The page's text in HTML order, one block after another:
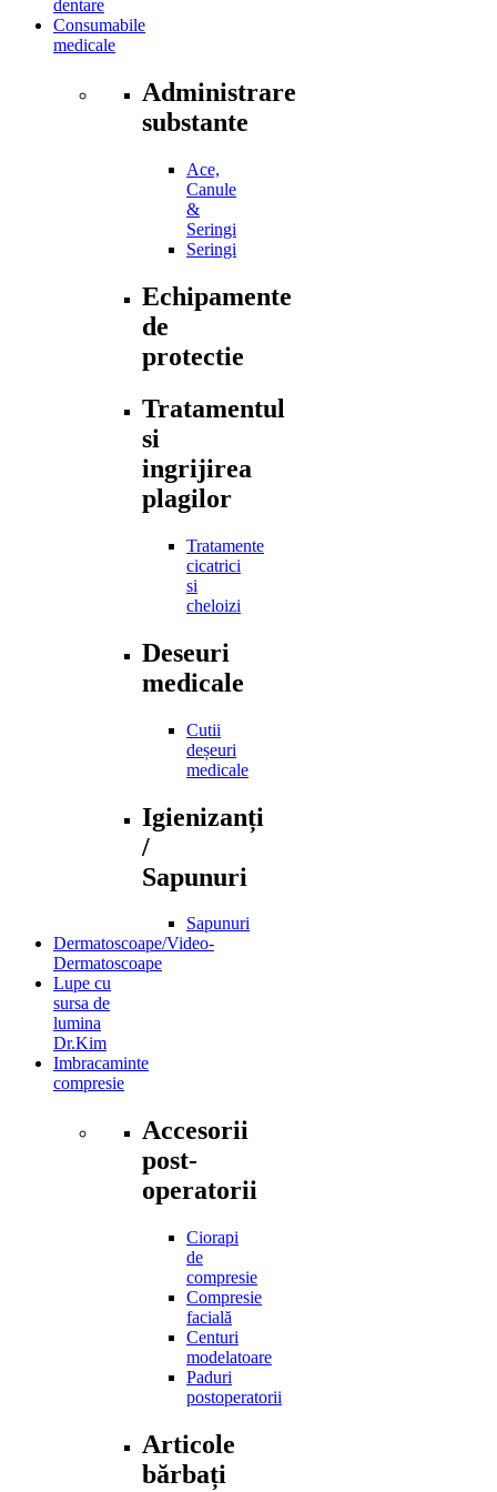
dentare
Consumabile
medicale
Administrare
substante
Ace,
Canule
&
Seringi
Seringi
Echipamente
de
protectie
Tratamentul
si
ingrijirea
plagilor
Tratamente
cicatrici
si
cheloizi
Deseuri
medicale
Cutii
deșeuri
medicale
Igienizanți
/
Sapunuri
Sapunuri
Dermatoscoape/Video-
Dermatoscoape
Lupe cu
sursa de
lumina
Dr.Kim
Imbracaminte
compresie
Accesorii
post-
operatorii
Ciorapi
de
compresie
Compresie
facială
Centuri
modelatoare
Paduri
postoperatorii
Articole
bărbați